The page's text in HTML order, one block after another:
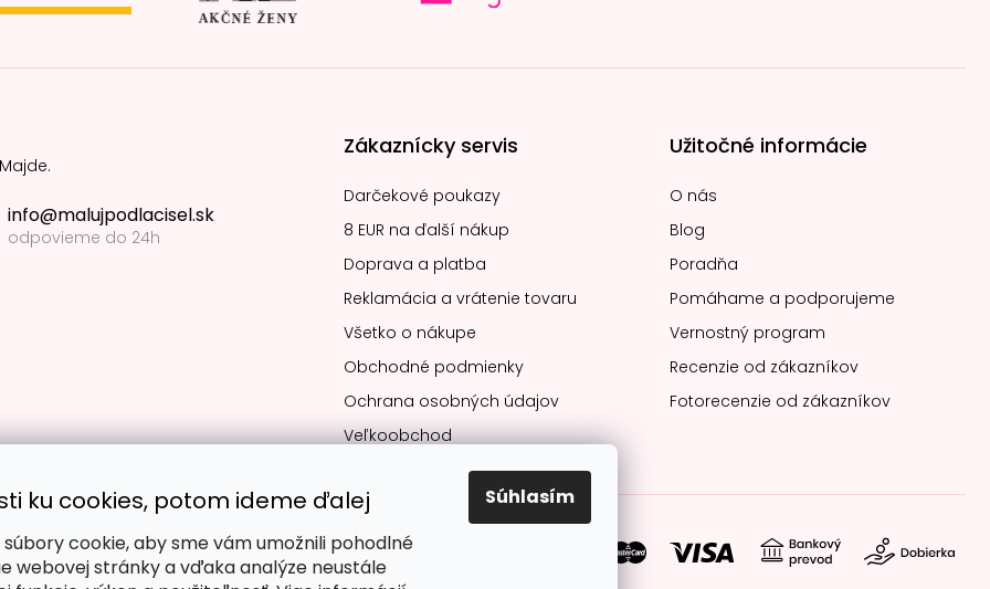
ku cookies, potom ideme ďalej
cookie, aby sme vám umožnili pohodlné
webovej stránky a vďaka analýze neustále
Súhlasím
info@malujpodlacisel.sk
odpovieme do 24h
Zákaznícky servis
Darčekové poukazy
8 EUR na ďalší nákup
Doprava a platba
Reklamácia a vrátenie tovaru
Všetko o nákupe
Obchodné podmienky
Ochrana osobných údajov
Veľkoobchod
Užitočné informácie
O nás
Blog
Poradňa
Pomáhame a podporujeme
Vernostný program
Recenzie od zákazníkov
Fotorecenzie od zákazníkov
Obľúbené spôsoby platby: